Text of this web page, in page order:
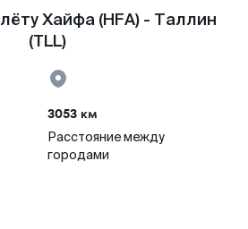
Хайфа (HFA) - Таллин
(TLL)
3053 км
Расстояние между
городами